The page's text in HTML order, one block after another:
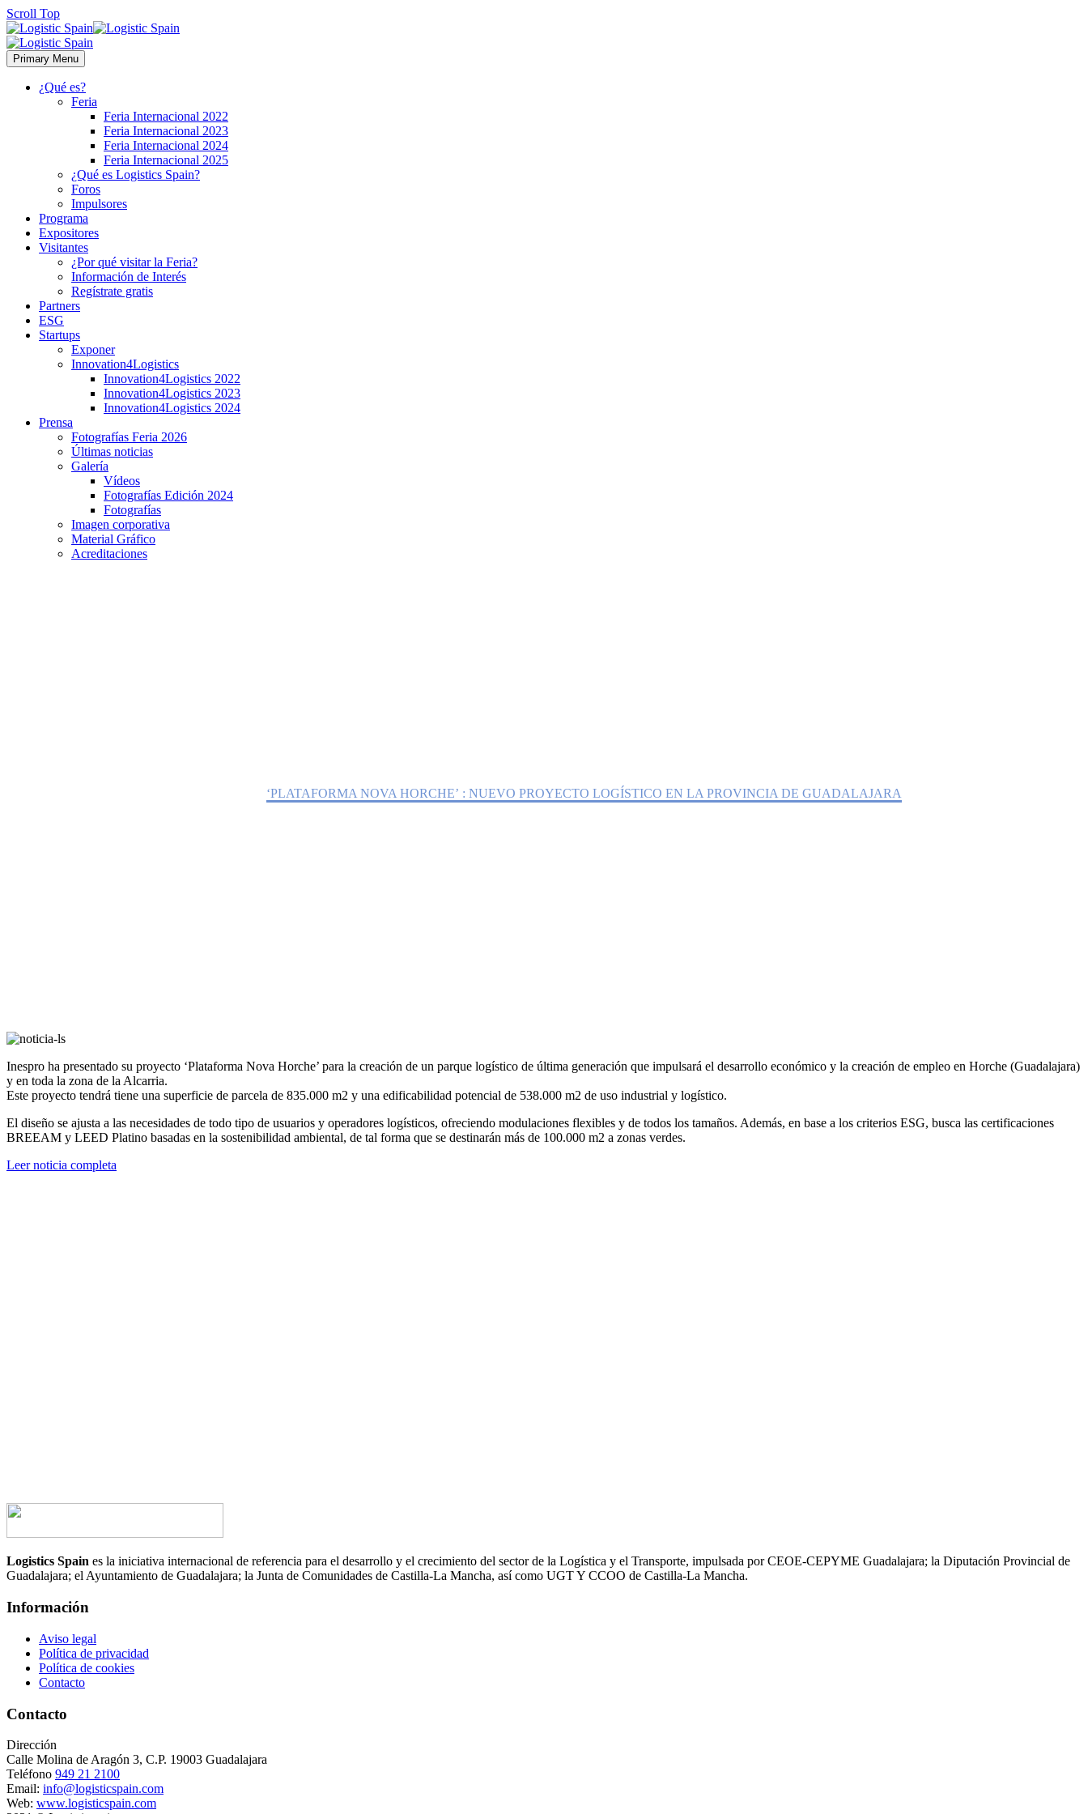
Scroll Top
Primary Menu
¿Qué es?
Feria
Feria Internacional 2022
Feria Internacional 2023
Feria Internacional 2024
Feria Internacional 2025
¿Qué es Logistics Spain?
Foros
Impulsores
Programa
Expositores
Visitantes
¿Por qué visitar la Feria?
Información de Interés
Regístrate gratis
Partners
ESG
Startups
Exponer
Innovation4Logistics
Innovation4Logistics 2022
Innovation4Logistics 2023
Innovation4Logistics 2024
Prensa
Fotografías Feria 2026
Últimas noticias
Galería
Vídeos
Fotografías Edición 2024
Fotografías
Imagen corporativa
Material Gráfico
Acreditaciones
‘PLATAFORMA NOVA HORCHE’ : NUEVO PROYECTO LOGÍSTICO EN LA PROVINCIA DE GUADALAJARA
Inespro ha presentado su proyecto ‘Plataforma Nova Horche’ para la creación de un parque logístico de última generación que impulsará el desarrollo económico y la creación de empleo en Horche (Guadalajara)
y en toda la zona de la Alcarria.
Este proyecto tendrá tiene una superficie de parcela de 835.000 m2 y una edificabilidad potencial de 538.000 m2 de uso industrial y logístico.
El diseño se ajusta a las necesidades de todo tipo de usuarios y operadores logísticos, ofreciendo modulaciones flexibles y de todos los tamaños. Además, en base a los criterios ESG, busca las certificaciones
BREEAM y LEED Platino basadas en la sostenibilidad ambiental, de tal forma que se destinarán más de 100.000 m2 a zonas verdes.
Leer noticia completa
Logistics Spain es la iniciativa internacional de referencia para el desarrollo y el crecimiento del sector de la Logística y el Transporte, impulsada por CEOE-CEPYME Guadalajara; la Diputación Provincial de
Guadalajara; el Ayuntamiento de Guadalajara; la Junta de Comunidades de Castilla-La Mancha, así como UGT Y CCOO de Castilla-La Mancha.
Información
Aviso legal
Política de privacidad
Política de cookies
Contacto
Contacto
Dirección
Calle Molina de Aragón 3, C.P. 19003 Guadalajara
Teléfono 949 21 2100
Email: info@logisticspain.com
Web: www.logisticspain.com